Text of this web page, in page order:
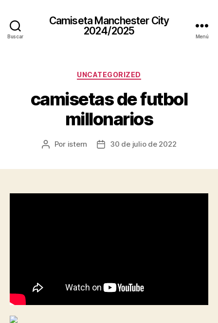
Buscar
Camiseta Manchester City
2024/2025
Menú
Categorías
UNCATEGORIZED
camisetas de futbol
millonarios
Autor
Por istern
Fecha30 de julio de 2022